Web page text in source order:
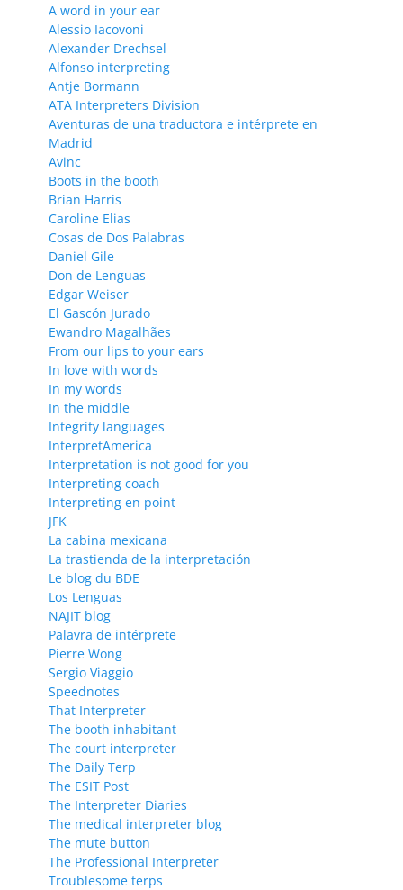
A word in your ear
Alessio Iacovoni
Alexander Drechsel
Alfonso interpreting
Antje Bormann
ATA Interpreters Division
Aventuras de una traductora e intérprete en
Madrid
Avinc
Boots in the booth
Brian Harris
Caroline Elias
Cosas de Dos Palabras
Daniel Gile
Don de Lenguas
Edgar Weiser
El Gascón Jurado
Ewandro Magalhães
From our lips to your ears
In love with words
In my words
In the middle
Integrity languages
InterpretAmerica
Interpretation is not good for you
Interpreting coach
Interpreting en point
JFK
La cabina mexicana
La trastienda de la interpretación
Le blog du BDE
Los Lenguas
NAJIT blog
Palavra de intérprete
Pierre Wong
Sergio Viaggio
Speednotes
That Interpreter
The booth inhabitant
The court interpreter
The Daily Terp
The ESIT Post
The Interpreter Diaries
The medical interpreter blog
The mute button
The Professional Interpreter
Troublesome terps